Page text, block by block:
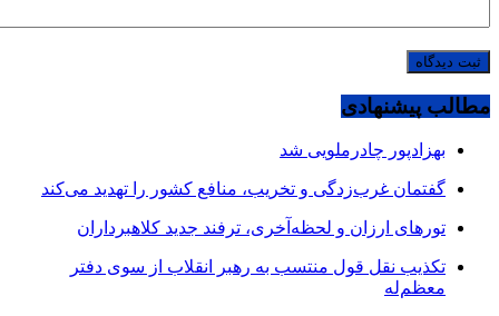
مطالب پیشنهادی
بهزادپور چادرملویی شد
گفتمان غرب‌زدگی و تخریب، منافع کشور را تهدید می‌کند
تورهای ارزان و لحظه‌آخری، ترفند جدید کلاهبرداران
تکذیب نقل قول منتسب به رهبر انقلاب از سوی دفتر
معظم‌له